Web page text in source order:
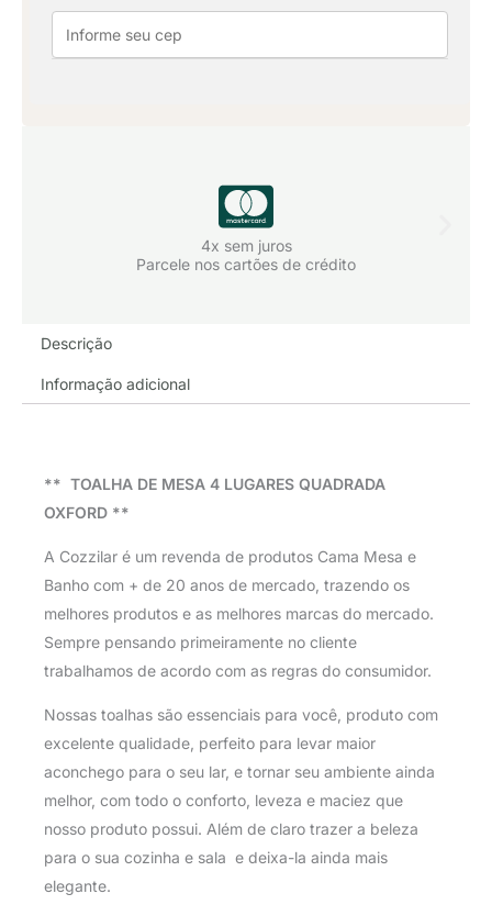
quantidade
4x sem juros
Parcele nos cartões de crédito
Descrição
Informação adicional
** TOALHA DE MESA 4 LUGARES QUADRADA
OXFORD **
A Cozzilar é um revenda de produtos Cama Mesa e
Banho com + de 20 anos de mercado, trazendo os
melhores produtos e as melhores marcas do mercado.
Sempre pensando primeiramente no cliente
trabalhamos de acordo com as regras do consumidor.
Nossas toalhas são essenciais para você, produto com
excelente qualidade, perfeito para levar maior
aconchego para o seu lar, e tornar seu ambiente ainda
melhor, com todo o conforto, leveza e maciez que
nosso produto possui. Além de claro trazer a beleza
para o sua cozinha e sala e deixa-la ainda mais
elegante.